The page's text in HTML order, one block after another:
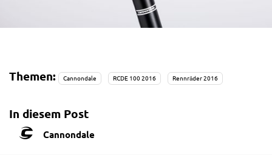
Themen: Cannondale RCDE 100 2016 Rennräder 2016
In diesem Post
Cannondale